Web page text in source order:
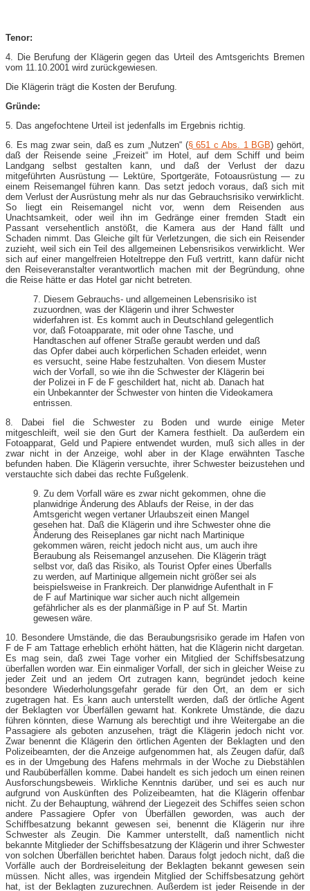
Tenor:
4. Die Berufung der Klägerin gegen das Urteil des Amtsgerichts Bremen
vom 11.10.2001 wird zurückgewiesen.
Die Klägerin trägt die Kosten der Berufung.
Gründe:
5. Das angefochtene Urteil ist jedenfalls im Ergebnis richtig.
6. Es mag zwar sein, daß es zum „Nutzen“ (§ 651 c Abs. 1 BGB) gehört,
daß der Reisende seine „Freizeit“ im Hotel, auf dem Schiff und beim
Landgang selbst gestalten kann, und daß der Verlust der dazu
mitgeführten Ausrüstung — Lektüre, Sportgeräte, Fotoausrüstung — zu
einem Reisemangel führen kann. Das setzt jedoch voraus, daß sich mit
dem Verlust der Ausrüstung mehr als nur das Gebrauchsrisiko verwirklicht.
So liegt ein Reisemangel nicht vor, wenn dem Reisenden aus
Unachtsamkeit, oder weil ihn im Gedränge einer fremden Stadt ein
Passant versehentlich anstößt, die Kamera aus der Hand fällt und
Schaden nimmt. Das Gleiche gilt für Verletzungen, die sich ein Reisender
zuzieht, weil sich ein Teil des allgemeinen Lebensrisikos verwirklicht. Wer
sich auf einer mangelfreien Hoteltreppe den Fuß vertritt, kann dafür nicht
den Reiseveranstalter verantwortlich machen mit der Begründung, ohne
die Reise hätte er das Hotel gar nicht betreten.
7. Diesem Gebrauchs- und allgemeinen Lebensrisiko ist
zuzuordnen, was der Klägerin und ihrer Schwester
widerfahren ist. Es kommt auch in Deutschland gelegentlich
vor, daß Fotoapparate, mit oder ohne Tasche, und
Handtaschen auf offener Straße geraubt werden und daß
das Opfer dabei auch körperlichen Schaden erleidet, wenn
es versucht, seine Habe festzuhalten. Von diesem Muster
wich der Vorfall, so wie ihn die Schwester der Klägerin bei
der Polizei in F de F geschildert hat, nicht ab. Danach hat
ein Unbekannter der Schwester von hinten die Videokamera
entrissen.
8. Dabei fiel die Schwester zu Boden und wurde einige Meter
mitgeschleift, weil sie den Gurt der Kamera festhielt. Da außerdem ein
Fotoapparat, Geld und Papiere entwendet wurden, muß sich alles in der
zwar nicht in der Anzeige, wohl aber in der Klage erwähnten Tasche
befunden haben. Die Klägerin versuchte, ihrer Schwester beizustehen und
verstauchte sich dabei das rechte Fußgelenk.
9. Zu dem Vorfall wäre es zwar nicht gekommen, ohne die
planwidrige Änderung des Ablaufs der Reise, in der das
Amtsgericht wegen vertaner Urlaubszeit einen Mangel
gesehen hat. Daß die Klägerin und ihre Schwester ohne die
Änderung des Reiseplanes gar nicht nach Martinique
gekommen wären, reicht jedoch nicht aus, um auch ihre
Beraubung als Reisemangel anzusehen. Die Klägerin trägt
selbst vor, daß das Risiko, als Tourist Opfer eines Überfalls
zu werden, auf Martinique allgemein nicht größer sei als
beispielsweise in Frankreich. Der planwidrige Aufenthalt in F
de F auf Martinique war sicher auch nicht allgemein
gefährlicher als es der planmäßige in P auf St. Martin
gewesen wäre.
10. Besondere Umstände, die das Beraubungsrisiko gerade im Hafen von
F de F am Tattage erheblich erhöht hätten, hat die Klägerin nicht dargetan.
Es mag sein, daß zwei Tage vorher ein Mitglied der Schiffsbesatzung
überfallen worden war. Ein einmaliger Vorfall, der sich in gleicher Weise zu
jeder Zeit und an jedem Ort zutragen kann, begründet jedoch keine
besondere Wiederholungsgefahr gerade für den Ort, an dem er sich
zugetragen hat. Es kann auch unterstellt werden, daß der örtliche Agent
der Beklagten vor Überfällen gewarnt hat. Konkrete Umstände, die dazu
führen könnten, diese Warnung als berechtigt und ihre Weitergabe an die
Passagiere als geboten anzusehen, trägt die Klägerin jedoch nicht vor.
Zwar benennt die Klägerin den örtlichen Agenten der Beklagten und den
Polizeibeamten, der die Anzeige aufgenommen hat, als Zeugen dafür, daß
es in der Umgebung des Hafens mehrmals in der Woche zu Diebstählen
und Raubüberfällen komme. Dabei handelt es sich jedoch um einen reinen
Ausforschungsbeweis. Wirkliche Kenntnis darüber, und sei es auch nur
aufgrund von Auskünften des Polizeibeamten, hat die Klägerin offenbar
nicht. Zu der Behauptung, während der Liegezeit des Schiffes seien schon
andere Passagiere Opfer von Überfällen geworden, was auch der
Schiffbesatzung bekannt gewesen sei, benennt die Klägerin nur ihre
Schwester als Zeugin. Die Kammer unterstellt, daß namentlich nicht
bekannte Mitglieder der Schiffsbesatzung der Klägerin und ihrer Schwester
von solchen Überfällen berichtet haben. Daraus folgt jedoch nicht, daß die
Vorfälle auch der Bordreiseleitung der Beklagten bekannt gewesen sein
müssen. Nicht alles, was irgendein Mitglied der Schiffsbesatzung gehört
hat, ist der Beklagten zuzurechnen. Außerdem ist jeder Reisende in der